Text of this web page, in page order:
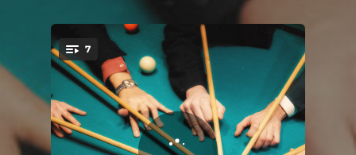
You're all set!
7